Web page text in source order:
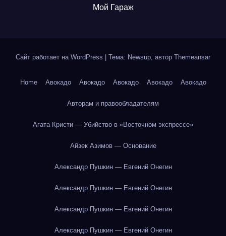
Мой Гараж
Сайт работает на WordPress Тема: Newsup, автор Themeansar
Home Авокадо Авокадо Авокадо Авокадо Авокадо
Авторам и правообладателям
Агата Кристи — Убийство в «Восточном экспрессе»
Айзек Азимов — Основание
Александр Пушкин — Евгений Онегин
Александр Пушкин — Евгений Онегин
Александр Пушкин — Евгений Онегин
Александр Пушкин — Евгений Онегин